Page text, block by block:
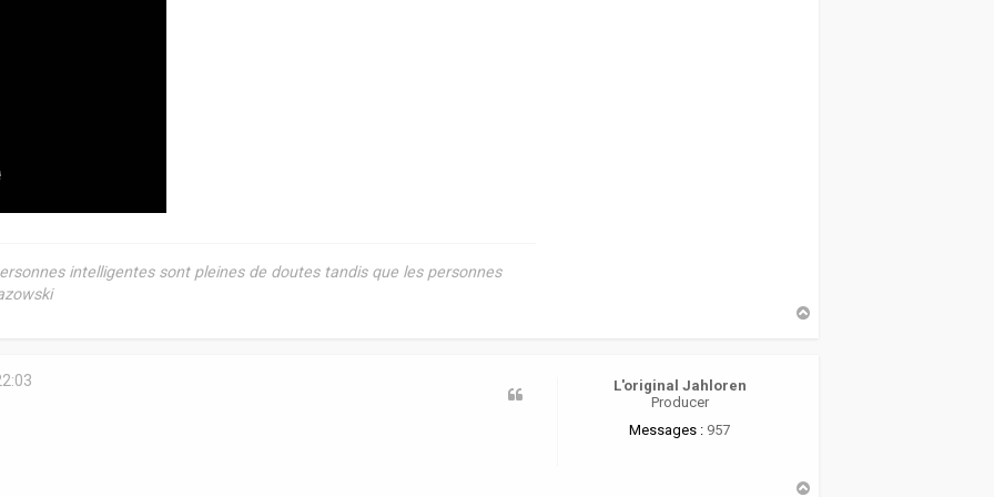
intelligentes sont pleines de doutes tandis que les personnes
L'original Jahloren
Producer
Messages : 957